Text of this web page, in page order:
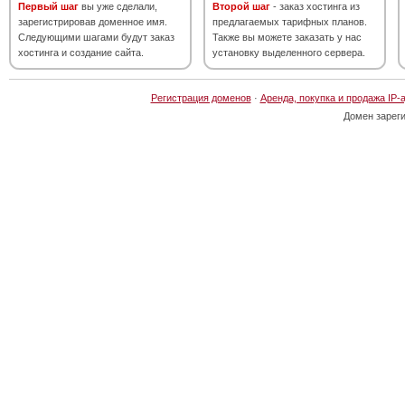
Первый шаг вы уже сделали,
зарегистрировав доменное имя.
Следующими шагами будут заказ
хостинга и создание сайта.
Второй шаг - заказ хостинга из
предлагаемых тарифных планов.
Также вы можете заказать у нас
установку выделенного сервера.
Регистрация доменов· Аренда, покупка и продажа IP-
Домен